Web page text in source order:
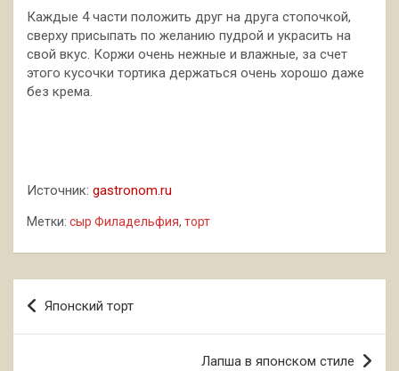
Каждые 4 части положить друг на друга стопочкой,
сверху присыпать по желанию пудрой и украсить на
свой вкус. Коржи очень нежные и влажные, за счет
этого кусочки тортика держаться очень хорошо даже
без крема.
Источник: gastronom.ru
Метки: сыр Филадельфия, торт
Навигация
по
Японский торт
Лапша в японском стиле